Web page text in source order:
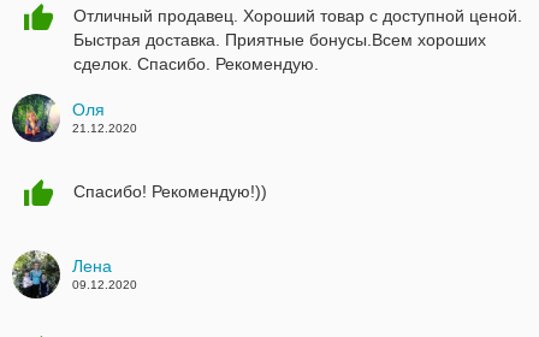
Отличный продавец. Хороший товар с доступной ценой.
Быстрая доставка. Приятные бонусы.Всем хороших
сделок. Спасибо. Рекомендую.
Оля
21.12.2020
Спасибо! Рекомендую!))
Лена
09.12.2020